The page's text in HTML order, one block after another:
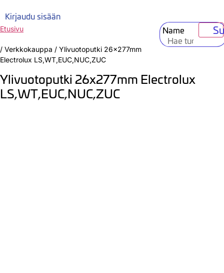
Kirjaudu sisään
Name
Etusivu
/ Verkkokauppa / Ylivuotoputki 26x277mm
Electrolux LS,WT,EUC,NUC,ZUC
Ylivuotoputki 26x277mm Electrolux
LS,WT,EUC,NUC,ZUC